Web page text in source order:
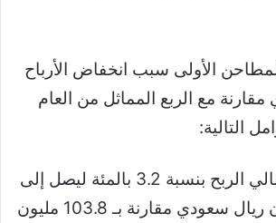
الأولى سبب انخفاض الأرباح
مقارنة مع الربع المماثل من العام
التالية:
انخفاض إجمالي الربح بنسبة 3.2 بالمئة ليصل إلى
100.4 مليون ريال سعودي مقارنة بـ 103.8 مليون